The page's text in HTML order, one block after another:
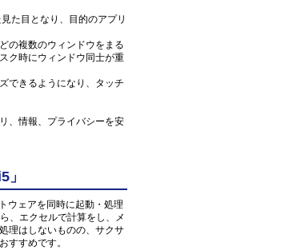
た目となり、目的のアプリ
の複数のウィンドウをまる
ク時にウィンドウ同士が重
できるようになり、タッチ
、情報、プライバシーを安
ウェアを同時に起動・処理
、エクセルで計算をし、メ
理はしないものの、サクサ
すすめです。